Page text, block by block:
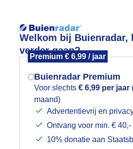
Welkom bij Buienradar,
verder gaan?
Premium € 6,99 / jaar
Buienradar Premium
Voor slechts € 6,99 per jaar
maand)
Advertentievrij en
Ontvang voor min. €
10% donatie aan
Foto en video
Mogen we je locatie
het weer?